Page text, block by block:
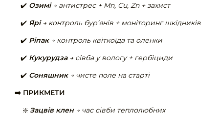
✔️ Озимі → антистрес + Mn, Cu, Zn + захист
✔️ Ярі→ контроль бур’янів + моніторинг шкідників
✔️ Ріпак→ контроль квіткоїда та оленки
✔️ Кукурудза→ сівба у вологу + гербіциди
✔️ Соняшник→ чисте поле на старті
➡️ ПРИКМЕТИ
❇️ Зацвів клен→ час сівби теплолюбних